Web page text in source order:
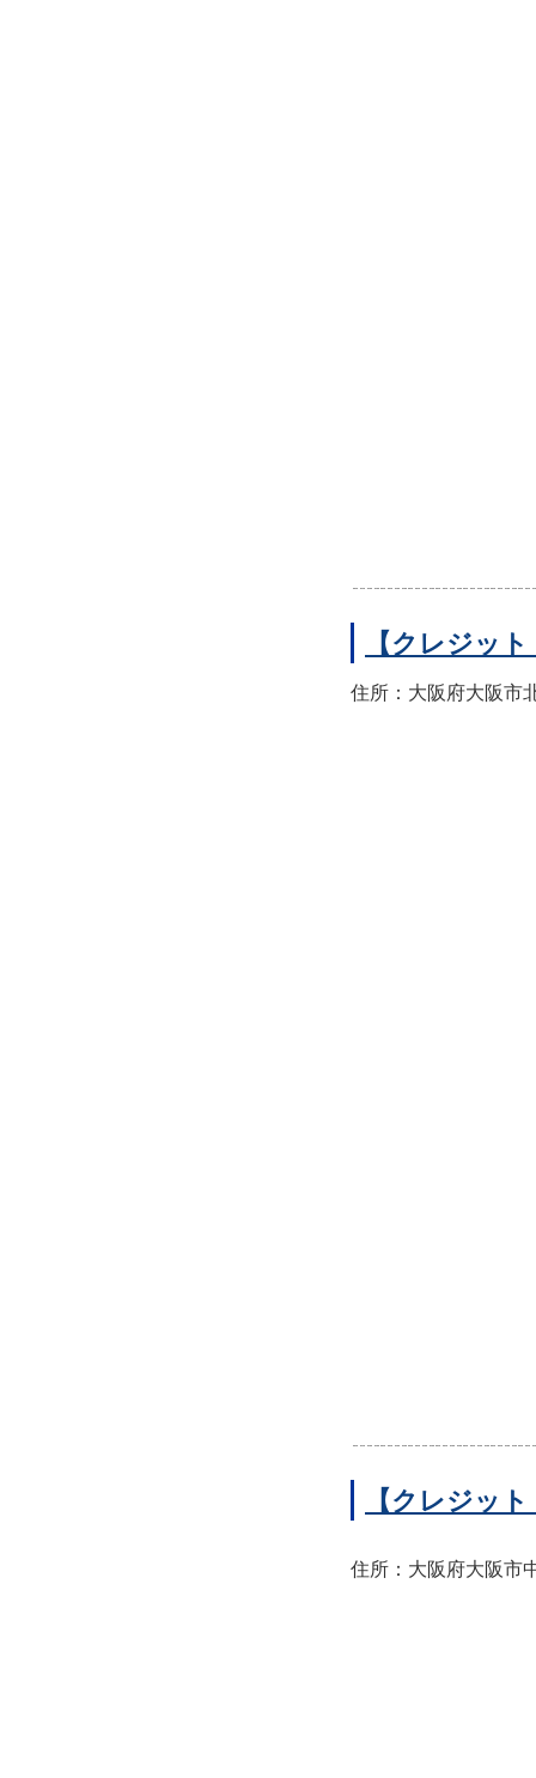
【クレジッ
住所：大阪府大阪市
【クレジッ
住所：大阪府大阪市